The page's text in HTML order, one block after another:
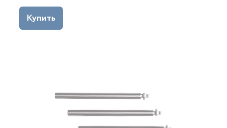
Купить